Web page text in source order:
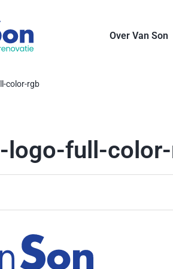
Over Van Son
color-rgb
logo-full-